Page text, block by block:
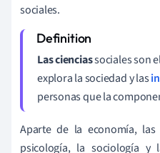
sociales.
Lascienciassociales son
explora la sociedad y las
personas que la
Aparte de la economía,
psicología, la sociología y